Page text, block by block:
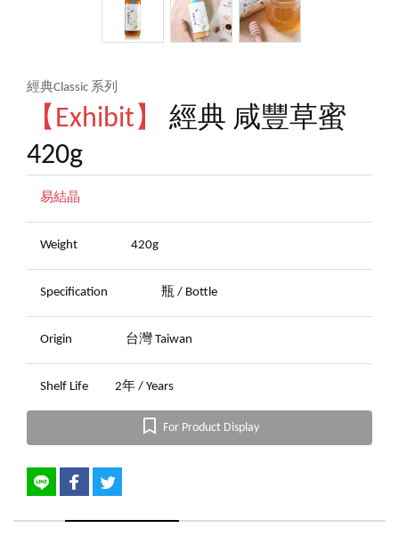
經典Classic 系列
【Exhibit】
經典 咸豐草蜜
420g
易結晶
Weight 420g
Specification 瓶 / Bottle
Origin 台灣 Taiwan
Shelf Life 2年 / Years
For Product Display